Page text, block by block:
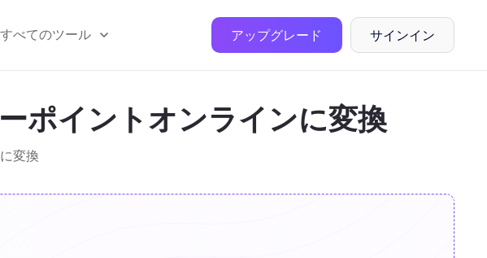
すべてのツール アップグレード サインイン
ポイントオンラインに変換
変換